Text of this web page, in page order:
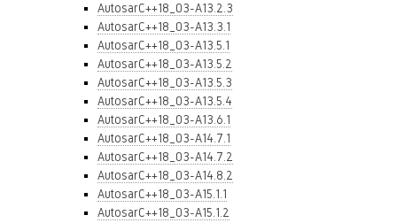
AutosarC++18_03-A13.2.3
AutosarC++18_03-A13.3.1
AutosarC++18_03-A13.5.1
AutosarC++18_03-A13.5.2
AutosarC++18_03-A13.5.3
AutosarC++18_03-A13.5.4
AutosarC++18_03-A13.6.1
AutosarC++18_03-A14.7.1
AutosarC++18_03-A14.7.2
AutosarC++18_03-A14.8.2
AutosarC++18_03-A15.1.1
AutosarC++18_03-A15.1.2